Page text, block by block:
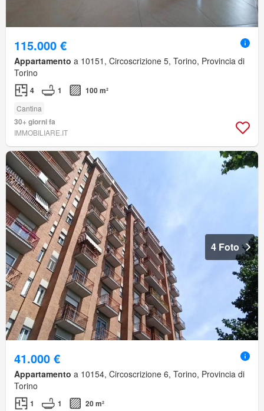
115.000 €
Appartamento a 10151, Circoscrizione 5, Torino, Provincia di
Torino
4 1 100 m²
Cantina
30+ giorni fa
IMMOBILIARE.IT
4 Foto
41.000 €
Appartamento a 10154, Circoscrizione 6, Torino, Provincia di
Torino
1 1
20 m²